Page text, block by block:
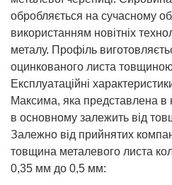
обробляється на сучасному
використанням новітніх
металу. Профіль
оцинкованого листа
Експлуатаційні
Максима, яка представлена в
в основному залежить від
Залежно від прийнятих
товщина металевого листа
0,35 мм до 0,5 мм: